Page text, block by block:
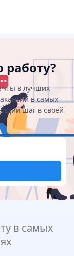
в лучших
в самых
шаг в своей
в самых